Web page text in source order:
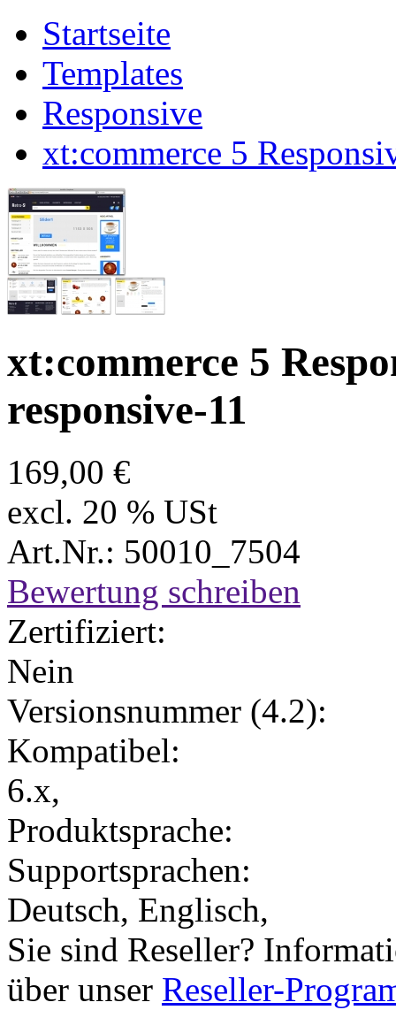
Startseite
Templates
Responsive
xt:commerce 5
xt:commerce 5
responsive-11
169,00 €
excl. 20 % USt
Art.Nr.: 50010_7504
Bewertung schreiben
Zertifiziert:
Nein
Versionsnummer (4.2):
Kompatibel:
6.x,
Produktsprache:
Supportsprachen:
Deutsch, Englisch,
Sie sind Reseller?
über unser Reseller-